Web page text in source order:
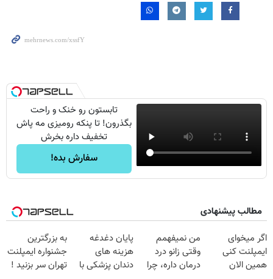
تابستون رو خنک و راحت
بگذرون! تا پنکه رومیزی مه پاش
تخفیف داره بخرش
سفارش بده!
مطالب پیشنهادی
اگر میخوای
ایمپلنت کنی
همین الان
من نمیفهمم
وقتی زانو درد
درمان داره، چرا
پایان دغدغه
هزینه های
دندان پزشکی با
به بزرگترین
جشنواره ایمپلنت
تهران سر بزنید !